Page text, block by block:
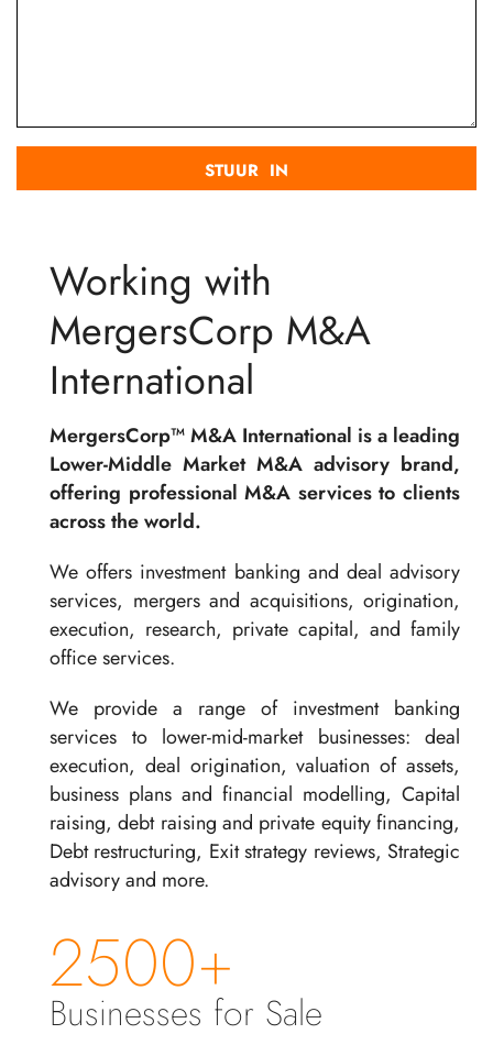
Working with
MergersCorp M&A
International
MergersCorp™ M&A International is a leading
Lower-Middle Market M&A advisory brand,
offering professional M&A services to clients
across the world.
We offers investment banking and deal advisory
services, mergers and acquisitions, origination,
execution, research, private capital, and family
office services.
We provide a range of investment banking
services to lower-mid-market businesses: deal
execution, deal origination, valuation of assets,
business plans and financial modelling, Capital
raising, debt raising and private equity financing,
Debt restructuring, Exit strategy reviews, Strategic
advisory and more.
2500+
Businesses for Sale